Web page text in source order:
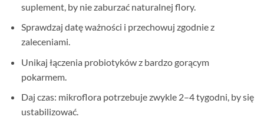
suplement, by nie zaburzać naturalnej flory.
Sprawdzaj datę ważności i przechowuj zgodnie z
zaleceniami.
Unikaj łączenia probiotyków z bardzo gorącym
pokarmem.
Daj czas: mikroflora potrzebuje zwykle 2–4 tygodni, by się
ustabilizować.